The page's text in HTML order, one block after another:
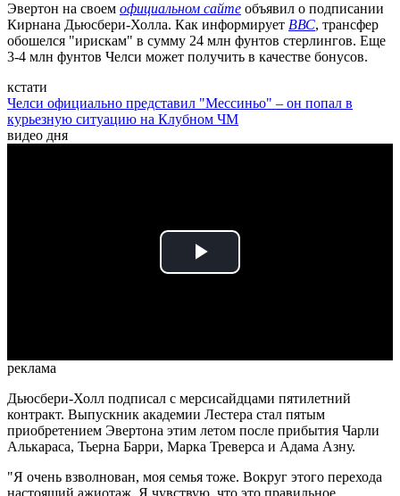
Эвертон на своем официальном сайте объявил о подписании
Кирнана Дьюсбери-Холла. Как информирует ВВС, трансфер
обошелся "ирискам" в сумму 24 млн фунтов стерлингов. Еще
3-4 млн фунтов Челси может получить в качестве бонусов.
кстати
Челси официально представил "Мессиньо" – он попал в
курьезную ситуацию на Клубном ЧМ
видео дня
Play
реклама
Дьюсбери-Холл подписал с мерсисайдцами пятилетний
контракт. Выпускник академии Лестера стал пятым
приобретением Эвертона этим летом после прибытия Чарли
Алькараса, Тьерна Барри, Марка Треверса и Адама Азну.
"Я очень взволнован, моя семья тоже. Вокруг этого перехода